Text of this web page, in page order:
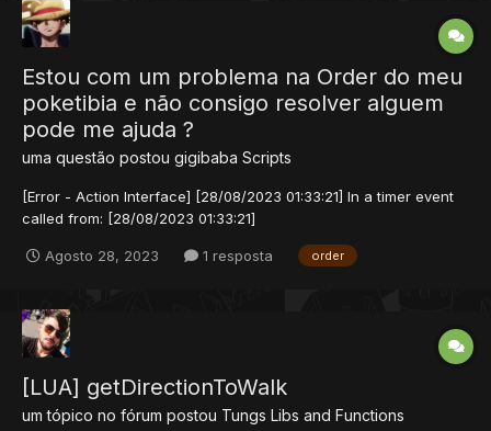
Estou com um problema na Order do meu
poketibia e não consigo resolver alguem
pode me ajuda ?
uma questão postou gigibaba Scripts
[Error - Action Interface] [28/08/2023 01:33:21] In a timer event
called from: [28/08/2023 01:33:21]
Description: [28/08/2023 01:33:21] data/lib/order.lua:122: attempt
Agosto 28, 2023 1 resposta order
[LUA] getDirectionToWalk
um tópico no fórum postou Tungs Libs and Functions